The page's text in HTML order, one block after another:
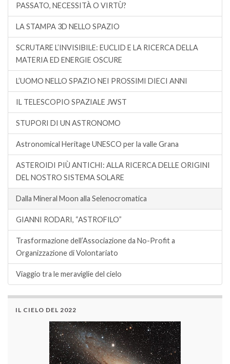
PASSATO, NECESSITÀ O VIRTÙ?
LA STAMPA 3D NELLO SPAZIO
SCRUTARE L’INVISIBILE: EUCLID E LA RICERCA DELLA
MATERIA ED ENERGIE OSCURE
L’UOMO NELLO SPAZIO NEI PROSSIMI DIECI ANNI
IL TELESCOPIO SPAZIALE JWST
STUPORI DI UN ASTRONOMO
Astronomical Heritage UNESCO per la valle Grana
ASTEROIDI PIÙ ANTICHI: ALLA RICERCA DELLE ORIGINI
DEL NOSTRO SISTEMA SOLARE
Dalla Mineral Moon alla Selenocromatica
GIANNI RODARI, “ASTROFILO”
Trasformazione dell’Associazione da No-Profit a
Organizzazione di Volontariato
Viaggio tra le meraviglie del cielo
IL CIELO DEL 2022